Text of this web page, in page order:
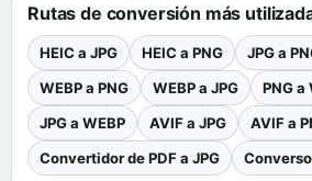
Rutas de conversión más
HEIC a JPG HEIC a PNG JPG a
WEBP a PNG
WEBP a JPG
PNG a
JPG a WEBP
AVIF a JPG
AVIF a
Convertidor de PDF a JPG